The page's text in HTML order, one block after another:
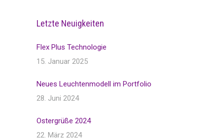
Letzte Neuigkeiten
Flex Plus Technologie
15. Januar 2025
Neues Leuchtenmodell im Portfolio
28. Juni 2024
Ostergrüße 2024
22. März 2024